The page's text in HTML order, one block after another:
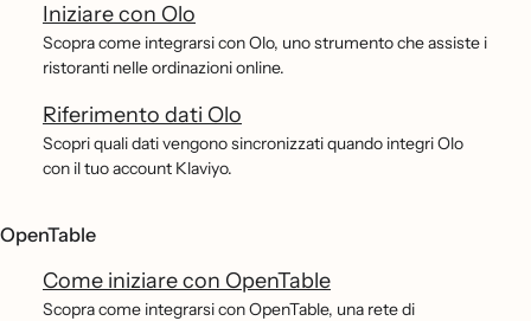
Iniziare con Olo
Scopra come integrarsi con Olo, uno strumento che assiste i
ristoranti nelle ordinazioni online.
Riferimento dati Olo
Scopri quali dati vengono sincronizzati quando integri Olo
con il tuo account Klaviyo.
OpenTable
Come iniziare con OpenTable
Scopra come integrarsi con OpenTable, una rete di